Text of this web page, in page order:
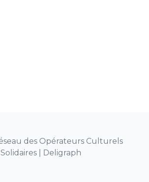
des Opérateurs Culturels
Solidaires | Deligraph